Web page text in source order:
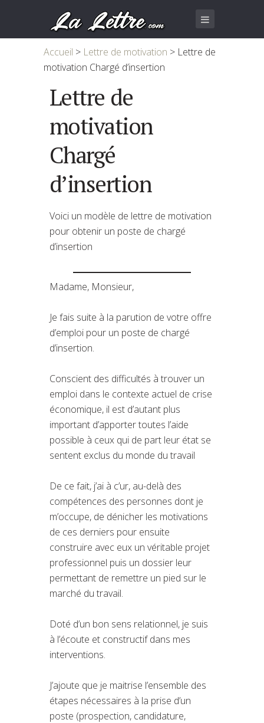
Accueil > Lettre de motivation > Lettre de
motivation Chargé d’insertion
Lettre de
motivation
Chargé
d’insertion
Voici un modèle de lettre de motivation
pour obtenir un poste de chargé
d’insertion
Madame, Monsieur,
Je fais suite à la parution de votre offre
d’emploi pour un poste de chargé
d’insertion.
Conscient des difficultés à trouver un
emploi dans le contexte actuel de crise
économique, il est d’autant plus
important d’apporter toutes l’aide
possible à ceux qui de part leur état se
sentent exclus du monde du travail
De ce fait, j’ai à c’ur, au-delà des
compétences des personnes dont je
m’occupe, de dénicher les motivations
de ces derniers pour ensuite
construire avec eux un véritable projet
professionnel puis un dossier leur
permettant de remettre un pied sur le
marché du travail.
Doté d’un bon sens relationnel, je suis
à l’écoute et constructif dans mes
interventions.
J’ajoute que je maitrise l’ensemble des
étapes nécessaires à la prise d’un
poste (prospection, candidature,